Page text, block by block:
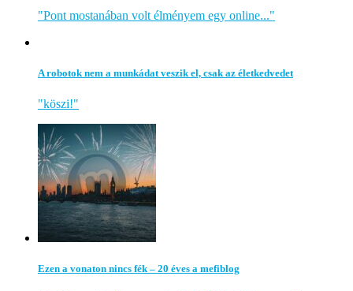
"Pont mostanában volt élményem egy online..."
A robotok nem a munkádat veszik el, csak az életkedvedet
"köszi!"
Ezen a vonaton nincs fék – 20 éves a mefiblog